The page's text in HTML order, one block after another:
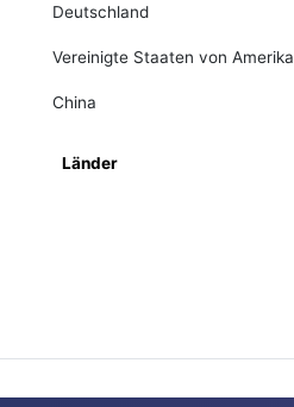
Deutschland
Vereinigte Staaten von Amerika
China
Länder